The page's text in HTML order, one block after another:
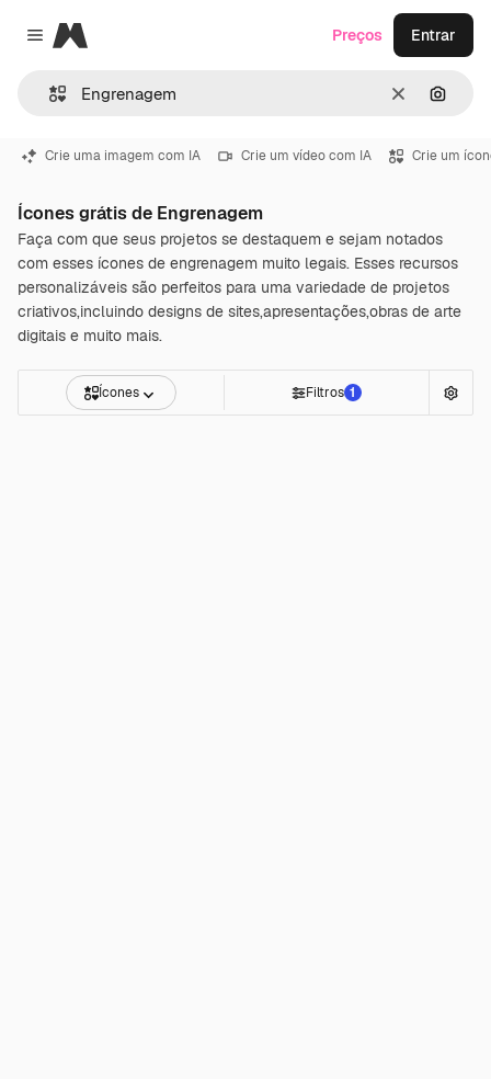
Close menu
Magnific
Limpar
Preços Entrar
Crie uma imagem com IA Crie um vídeo com IA Crie um
Ícones grátis de Engrenagem
Faça com que seus projetos se destaquem e sejam notados
com esses ícones de engrenagem muito legais. Esses recursos
personalizáveis são perfeitos para uma variedade de projetos
criativos,incluindo designs de sites,apresentações,obras de arte
digitais e muito mais.
Ícones Filtros 1